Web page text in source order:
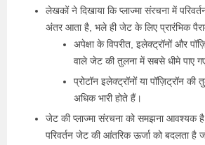
लेखकों ने दिखाया कि प्लाज्मा संरचना में
अंतर आता है, भले ही जेट के लिए प्रारंभिक
अपेक्षा के विपरीत, इलेक्ट्रॉनों और
वाले जेट की तुलना में सबसे धीमे पाए
प्रोटॉन इलेक्ट्रॉनों या पॉज़िट्रॉन
अधिक भारी होते हैं।
जेट की प्लाज्मा संरचना को समझना आवश्यक है
परिवर्तन जेट की आंतरिक ऊर्जा को बदलता है